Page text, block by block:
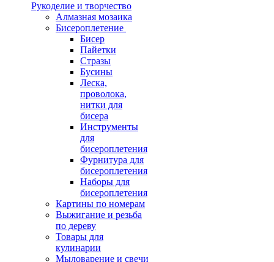
Рукоделие и творчество
Алмазная мозаика
Бисероплетение
Бисер
Пайетки
Стразы
Бусины
Леска,
проволока,
нитки для
бисера
Инструменты
для
бисероплетения
Фурнитура для
бисероплетения
Наборы для
бисероплетения
Картины по номерам
Выжигание и резьба
по дереву
Товары для
кулинарии
Мыловарение и свечи